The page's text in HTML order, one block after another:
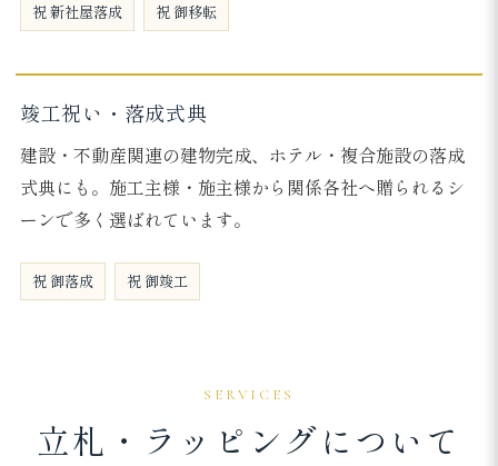
祝 新社屋落成 祝 御移転
竣工祝い・落成式典
建設・不動産関連の建物完成、ホテル・複合施設の落成
式典にも。施工主様・施主様から関係各社へ贈られるシ
ーンで多く選ばれています。
祝 御落成 祝 御竣工
SERVICES
立札・ラッピングについて